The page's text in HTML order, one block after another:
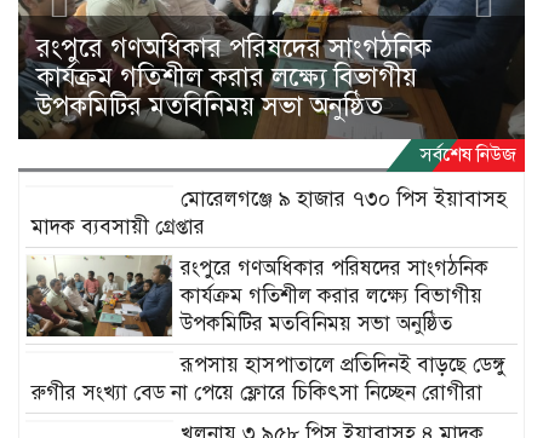
রংপুরে গণঅধিকার পরিষদের সাংগঠনিক
কার্যক্রম গতিশীল করার লক্ষ্যে বিভাগীয়
উপকমিটির মতবিনিময় সভা অনুষ্ঠিত
রূপসায় হাসপাতালে প্রতিদিনই বাড়ছে ডেঙ্গু
রুগীর সংখ্যা বেড না পেয়ে ফ্লোরে চিকিৎসা নিচ্ছেন রোগীরা
খুলনায় ৩,৯৫৮ পিস ইয়াবাসহ ৪ মাদক
ব্যবসায়ী গ্রেপ্তার
মোরেলগঞ্জ বৃত্তির ৪২ জন শিক্ষার্থীকে
সংবর্ধনা
ক্ষমতার লড়াই নয়, মানুষের কল্যাণের
প্রতিযোগিতা হোক রাজনীতির লক্ষ্য: মুফতি সালেহ আহমাদ
মুহিত
চেয়ারম্যান পদ নয়, মানুষের ভাগ্য বদলাতে
জনপ্রিয় নিউজ
ডিমের ডজন ৬৫ টাকা
কালিহাতীতে ধর্ষকদের ফাঁসির দাবিতে মানব
বন্ধন